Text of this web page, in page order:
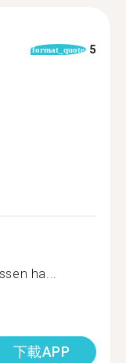
format_quote 5
ha...
下載APP